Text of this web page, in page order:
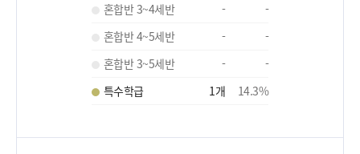
혼합반 3~4세반
-
-
혼합반 4~5세반
-
-
혼합반 3~5세반
-
-
특수학급
1개 14.3%